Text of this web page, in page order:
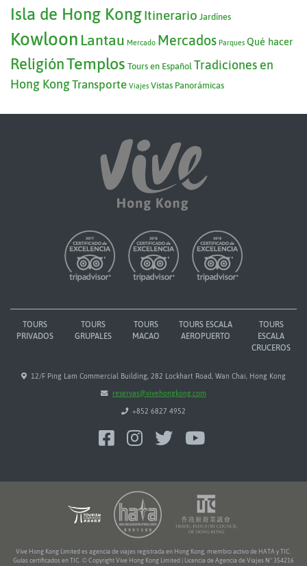
Isla de Hong KongItinerario Jardínes
Kowloon Lantau Mercado Mercados Parques Qué hacer
ReligiónTemplos Tours en Español Tradiciones en
Hong KongTransporte Viajes Vistas Panorámicas
TOURS
PRIVADOS
TOURS
GRUPALES
TOURS
MACAO
TOURS ESCALA
AEROPUERTO
TOURS
ESCALA
CRUCEROS
12/F Ping Lam Commercial Building, 282 Lockhart Road, Wan Chai, Hong Kong
reservas@vivehongkong.com
+852 6827 4952
Vive Hong Kong Limited es agencia de viajes registrada en Hong Kong, miembro activo de HATA y TIC.
Guías certificados en TIC. © Copyright Vive Hong Kong Limited | Licencia de Agencia de Viajes Nº 354216